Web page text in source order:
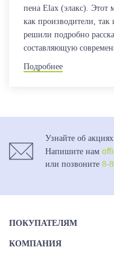
пена Elax (элакс). Этот
как производители,
решили подробно
составляющую
Подробнее
Узнайте об
Напишите нам
или позвоните 8-
ПОКУПАТЕЛЯМ
Акции
КОМПАНИЯ